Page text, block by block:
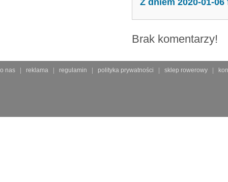
Brak komentarzy!
o nas reklama regulamin polityka prywatności sklep rowerowy